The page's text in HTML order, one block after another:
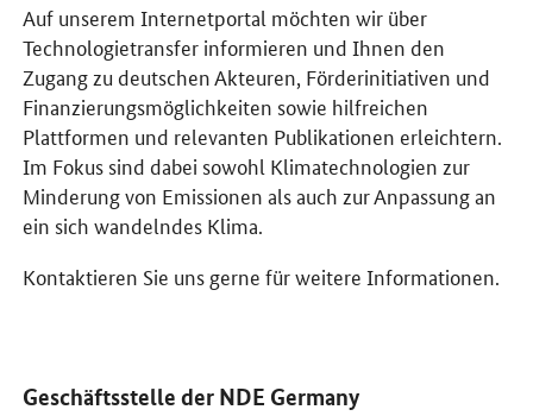
Auf unserem Internetportal möchten wir über
Technologietransfer informieren und Ihnen den
Zugang zu deutschen Akteuren, Förderinitiativen und
Finanzierungsmöglichkeiten sowie hilfreichen
Plattformen und relevanten Publikationen erleichtern.
Im Fokus sind dabei sowohl Klimatechnologien zur
Minderung von Emissionen als auch zur Anpassung an
ein sich wandelndes Klima.
Kontaktieren Sie uns gerne für weitere Informationen.
Geschäftsstelle der NDE Germany